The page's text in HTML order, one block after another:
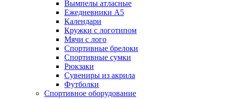
Вымпелы атласные
Ежедневники А5
Календари
Кружки с логотипом
Мячи с лого
Спортивные брелоки
Спортивные сумки
Рюкзаки
Сувениры из акрила
Футболки
Спортивное оборудование